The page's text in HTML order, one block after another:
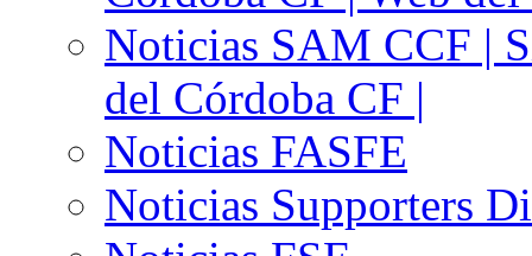
Noticias SAM CCF |
del Córdoba CF |
Noticias FASFE
Noticias Supporters